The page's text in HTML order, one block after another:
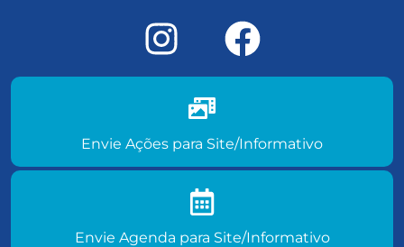
Envie Ações para Site/Informativo
Envie ações do seu clube para
Envie Agenda para Site/Informativo
Envie agenda de eventos para